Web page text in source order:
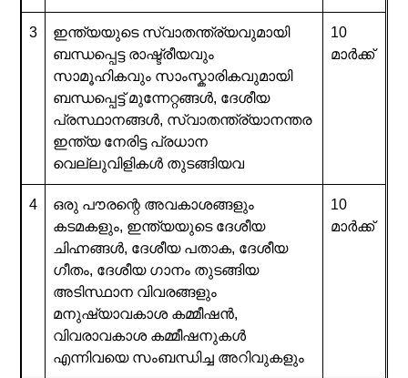
3
ഇന്ത്യയുടെ സ്വാതന്ത്ര്യവുമായി
ബന്ധപ്പെട്ട രാഷ്ട്രീയവും
സാമൂഹികവും സാംസ്കാരികവുമായി
ബന്ധപ്പെട്ട് മുന്നേറ്റങ്ങൾ, ദേശീയ
പ്രസ്ഥാനങ്ങൾ, സ്വാതന്ത്ര്യാനന്തര
ഇന്ത്യ നേരിട്ട പ്രധാന
വെല്ലുവിളികൾ തുടങ്ങിയവ
10
മാർക്ക്
4
ഒരു പൗരന്റെ അവകാശങ്ങളും
കടമകളും, ഇന്ത്യയുടെ ദേശീയ
ചിഹ്നങ്ങൾ, ദേശീയ പതാക, ദേശീയ
ഗീതം, ദേശീയ ഗാനം തുടങ്ങിയ
അടിസ്ഥാന വിവരങ്ങളും
മനുഷ്യാവകാശ കമ്മീഷൻ,
വിവരാവകാശ കമ്മീഷനുകൾ
എന്നിവയെ സംബന്ധിച്ച അറിവുകളും
10
മാർക്ക്